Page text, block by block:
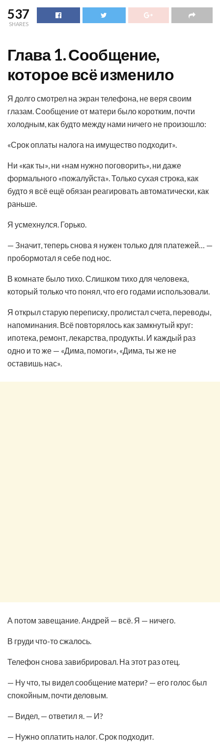
537
SHARES
Глава 1. Сообщение,
которое всё изменило
Я долго смотрел на экран телефона, не веря своим
глазам. Сообщение от матери было коротким, почти
холодным, как будто между нами ничего не произошло:
«Срок оплаты налога на имущество подходит».
Ни «как ты», ни «нам нужно поговорить», ни даже
формального «пожалуйста». Только сухая строка, как
будто я всё ещё обязан реагировать автоматически, как
раньше.
Я усмехнулся. Горько.
— Значит, теперь снова я нужен только для платежей… —
пробормотал я себе под нос.
В комнате было тихо. Слишком тихо для человека,
который только что понял, что его годами использовали.
Я открыл старую переписку, пролистал счета, переводы,
напоминания. Всё повторялось как замкнутый круг:
ипотека, ремонт, лекарства, продукты. И каждый раз
одно и то же — «Дима, помоги», «Дима, ты же не
оставишь нас».
А потом завещание. Андрей — всё. Я — ничего.
В груди что-то сжалось.
Телефон снова завибрировал. На этот раз отец.
— Ну что, ты видел сообщение матери? — его голос был
спокойным, почти деловым.
— Видел, — ответил я. — И?
— Нужно оплатить налог. Срок подходит.